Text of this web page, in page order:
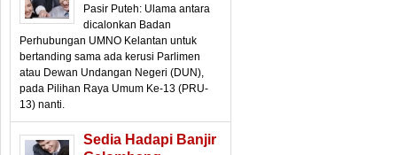
Pasir Puteh: Ulama antara
dicalonkan Badan
Perhubungan UMNO Kelantan untuk
bertanding sama ada kerusi Parlimen
atau Dewan Undangan Negeri (DUN),
pada Pilihan Raya Umum Ke-13 (PRU-
13) nanti.
Sedia Hadapi Banjir